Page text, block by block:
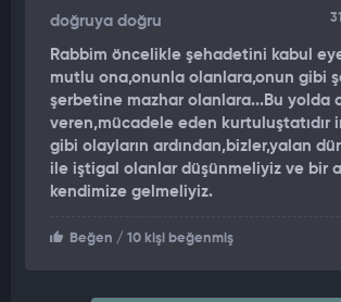
doğruya doğru
Rabbim öncelikle şehadetini kabul
mutlu ona,onunla olanlara,onun gibi
şerbetine mazhar olanlara...Bu yolda
veren,mücadele eden kurtuluştatıdır
gibi olayların ardından,bizler,yalan
ile iştigal olanlar düşünmeliyiz ve bir
kendimize gelmeliyiz.
Beğen / 10 kişi beğenmiş